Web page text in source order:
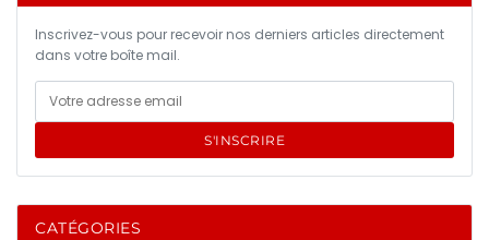
Inscrivez-vous pour recevoir nos derniers articles directement
dans votre boîte mail.
S'INSCRIRE
CATÉGORIES